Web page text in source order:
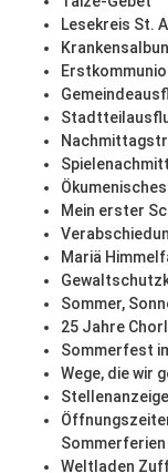
Lesekreis St.
Mein erster
Mariä
Sommer,
25 Jahre
Sommerfest
Wege, die wir
Sommerferien
Weltladen